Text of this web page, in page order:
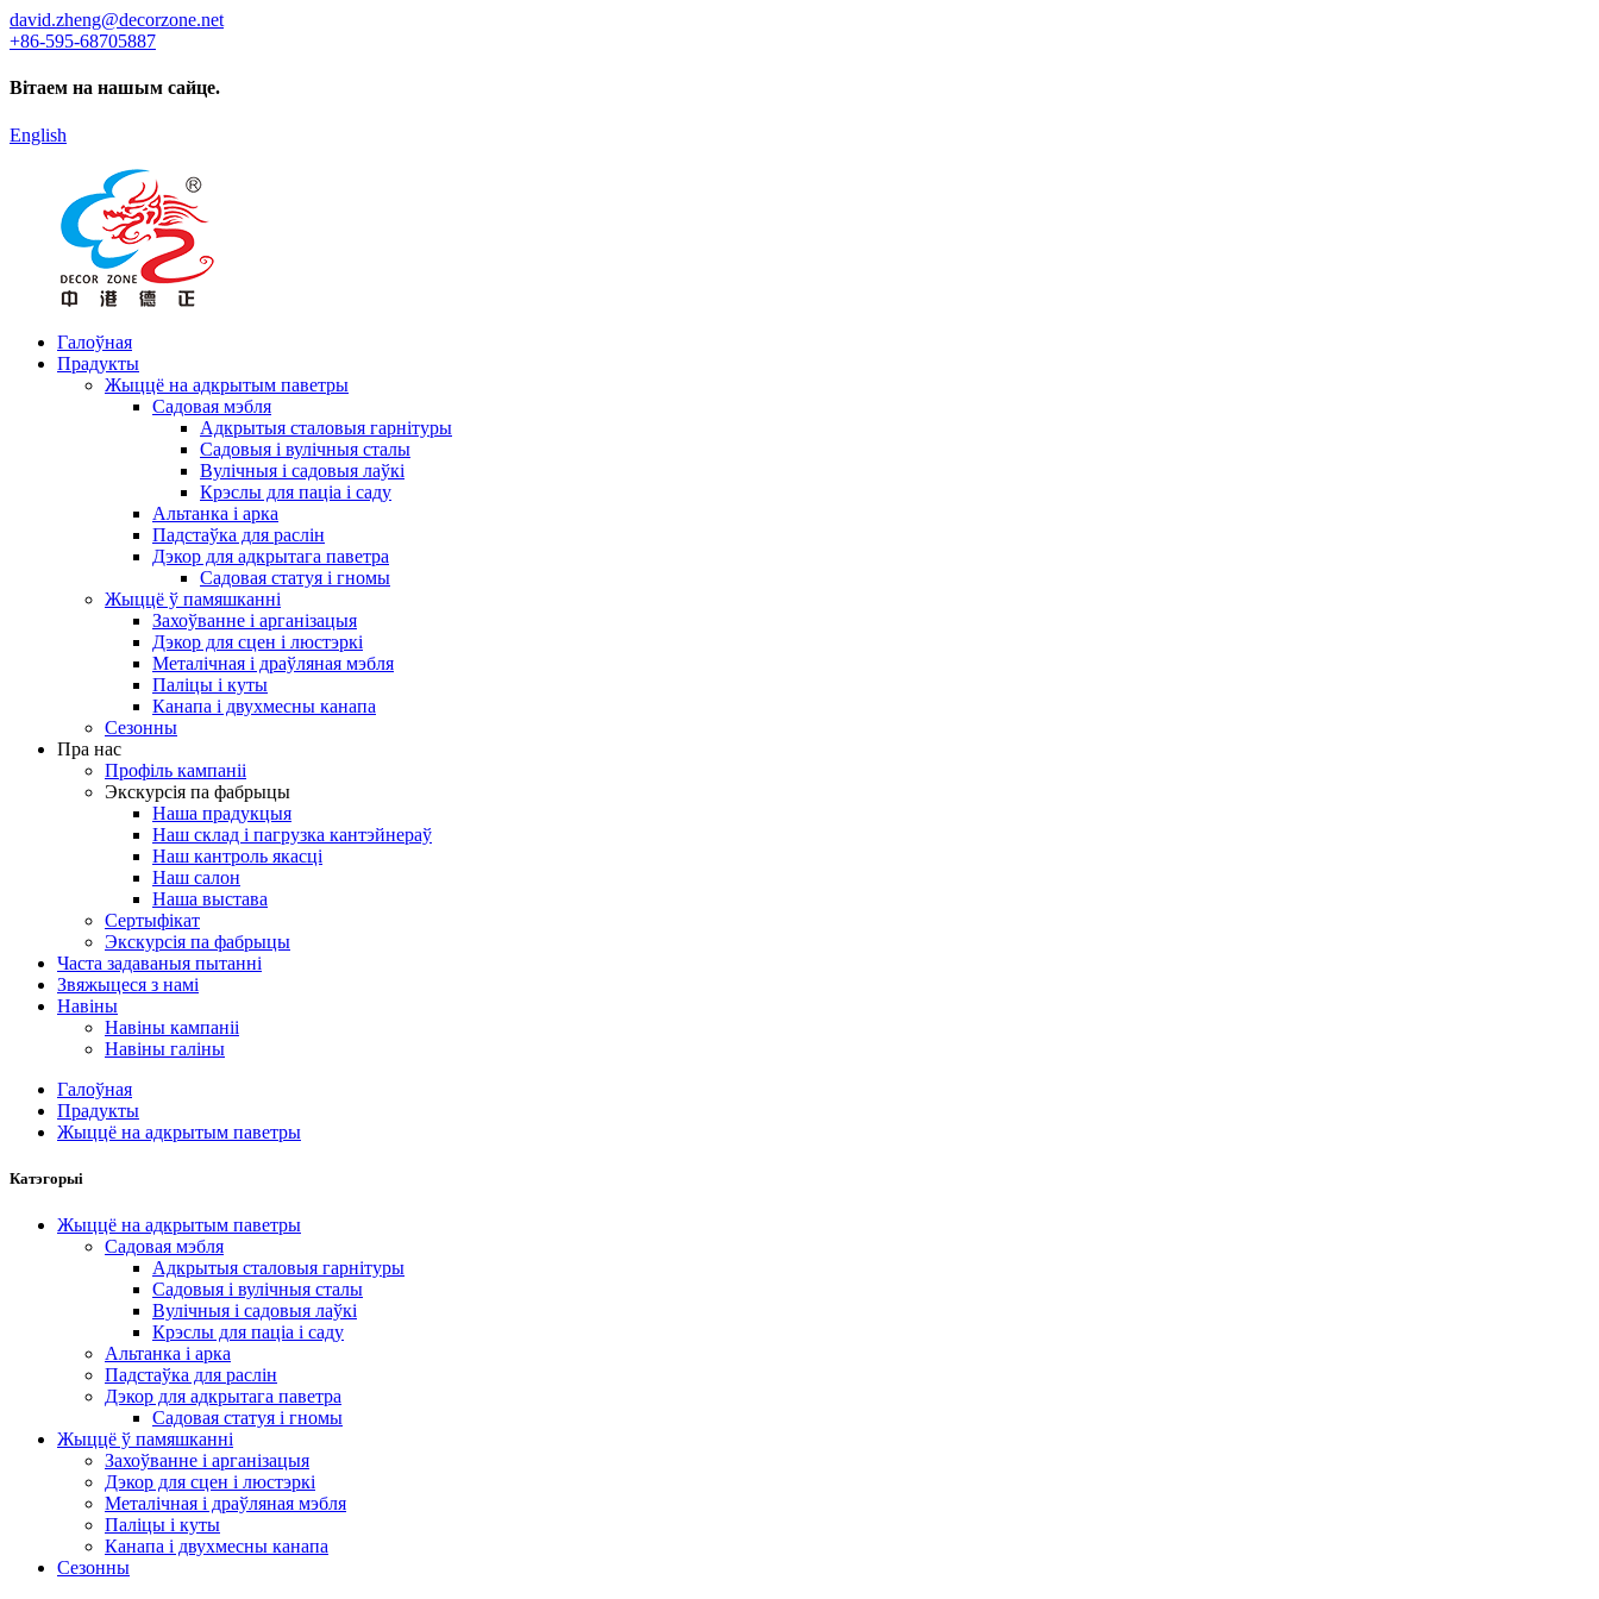
david.zheng@decorzone.net
+86-595-68705887
Вітаем на нашым сайце.
English
Галоўная
Прадукты
Жыццё на адкрытым паветры
Садовая мэбля
Адкрытыя сталовыя гарнітуры
Садовыя і вулічныя сталы
Вулічныя і садовыя лаўкі
Крэслы для паціа і саду
Альтанка і арка
Падстаўка для раслін
Дэкор для адкрытага паветра
Садовая статуя і гномы
Жыццё ў памяшканні
Захоўванне і арганізацыя
Дэкор для сцен і люстэркі
Металічная і драўляная мэбля
Паліцы і куты
Канапа і двухмесны канапа
Сезонны
Пра нас
Профіль кампаніі
Экскурсія па фабрыцы
Наша прадукцыя
Наш склад і пагрузка кантэйнераў
Наш кантроль якасці
Наш салон
Наша выстава
Сертыфікат
Экскурсія па фабрыцы
Часта задаваныя пытанні
Звяжыцеся з намі
Навіны
Навіны кампаніі
Навіны галіны
Галоўная
Прадукты
Жыццё на адкрытым паветры
Катэгорыі
Жыццё на адкрытым паветры
Садовая мэбля
Адкрытыя сталовыя гарнітуры
Садовыя і вулічныя сталы
Вулічныя і садовыя лаўкі
Крэслы для паціа і саду
Альтанка і арка
Падстаўка для раслін
Дэкор для адкрытага паветра
Садовая статуя і гномы
Жыццё ў памяшканні
Захоўванне і арганізацыя
Дэкор для сцен і люстэркі
Металічная і драўляная мэбля
Паліцы і куты
Канапа і двухмесны канапа
Сезонны